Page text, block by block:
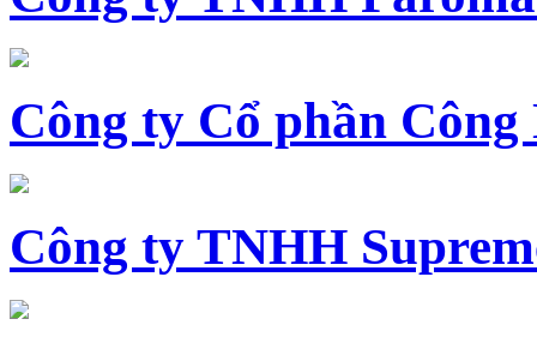
Công ty Cổ phần Công
Công ty TNHH